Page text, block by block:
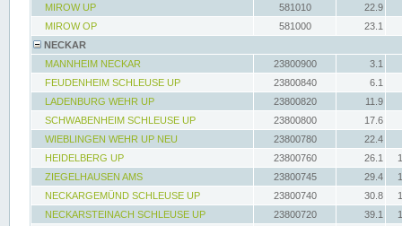
MIROW UP
581010
22.9
MIROW OP
581000
23.1
NECKAR
MANNHEIM NECKAR
23800900
3.1
FEUDENHEIM SCHLEUSE UP
23800840
6.1
LADENBURG WEHR UP
23800820
11.9
SCHWABENHEIM SCHLEUSE UP
23800800
17.6
WIEBLINGEN WEHR UP NEU
23800780
22.4
HEIDELBERG UP
23800760 26.1
ZIEGELHAUSEN AMS
23800745 29.4
NECKARGEMÜND SCHLEUSE UP
23800740 30.8
NECKARSTEINACH SCHLEUSE UP
23800720 39.1